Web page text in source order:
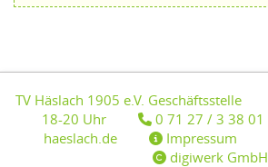
TV Häslach 1905 e.V. Geschäftsstelle
18-20 Uhr
0 71 27 / 3 38 01
haeslach.de
Impressum
digiwerk GmbH